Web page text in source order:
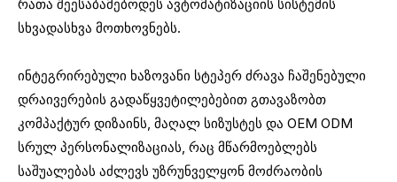
რათა შეესაბამებოდეს ავტომატიზაციის სისტემის
სხვადასხვა მოთხოვნებს.
ინტეგრირებული ხაზოვანი სტეპერ ძრავა ჩაშენებული
დრაივერების გადაწყვეტილებებით გთავაზობთ
კომპაქტურ დიზაინს, მაღალ სიზუსტეს და OEM ODM
სრულ პერსონალიზაციას, რაც მწარმოებლებს
საშუალებას აძლევს უზრუნველყონ მოძრაობის